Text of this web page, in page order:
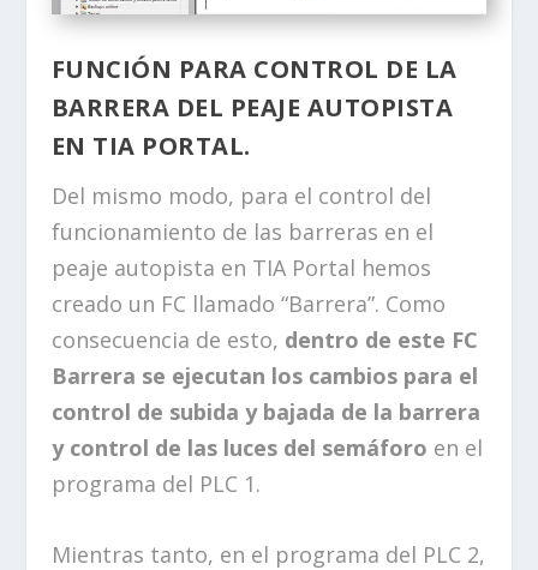
FUNCIÓN PARA CONTROL DE LA
BARRERA DEL PEAJE AUTOPISTA
EN TIA PORTAL.
Del mismo modo, para el control del
funcionamiento de las barreras en el
peaje autopista en TIA Portal hemos
creado un FC llamado “Barrera”. Como
consecuencia de esto, dentro de este FC
Barrera se ejecutan los cambios para el
control de subida y bajada de la barrera
y control de las luces del semáforo en el
programa del PLC 1.
Mientras tanto, en el programa del PLC 2,